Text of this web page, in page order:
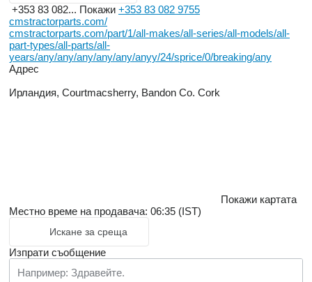
+353 83 082... Покажи +353 83 082 9755
cmstractorparts.com/
cmstractorparts.com/part/1/all-makes/all-series/all-models/all-
part-types/all-parts/all-
years/any/any/any/any/any/anyy/24/sprice/0/breaking/any
Адрес
Ирландия, Courtmacsherry, Bandon Co. Cork
Покажи картата
Местно време на продавача: 06:35 (IST)
Искане за среща
Изпрати съобщение